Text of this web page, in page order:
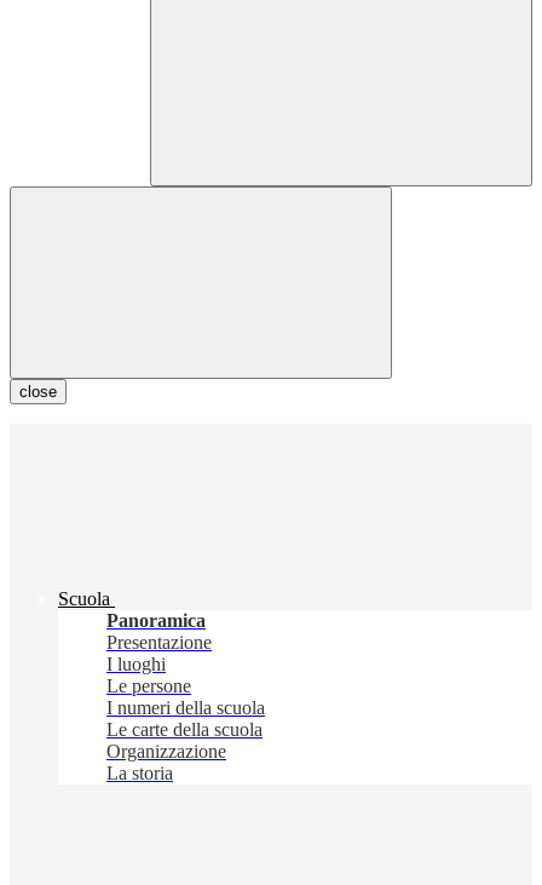
close
Scuola
Panoramica
Presentazione
I luoghi
Le persone
I numeri della scuola
Le carte della scuola
Organizzazione
La storia